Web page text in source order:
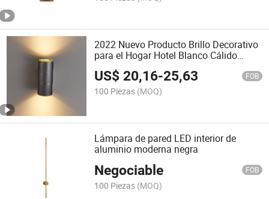
2022 Nuevo Producto Brillo Decorativo
para el Hogar Hotel Blanco Cálido
Cilindro 10W Luces de Pared LED
US$20,16-25,63 FOB
100 Piezas (MOQ)
Lámpara de pared LED interior de
aluminio moderna negra
Negociable FOB
100 Piezas (MOQ)